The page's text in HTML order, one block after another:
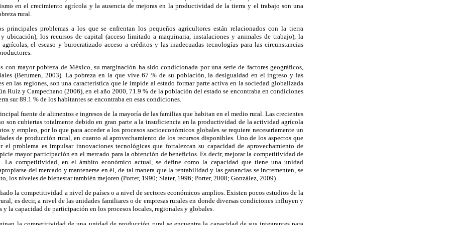
en el crecimiento agrícola y la ausencia de mejoras en la productividad de la tierra y el trabajo son una
rural.
principales problemas a los que se enfrentan los pequeños agricultores están relacionados con la tierra
ubicación), los recursos de capital (acceso limitado a maquinaria, instalaciones y animales de trabajo), la
el escaso y burocratizado acceso a créditos y las inadecuadas tecnologías para las circunstancias
con mayor pobreza de México, su marginación ha sido condicionada por una serie de factores geográficos,
(Berumen, 2003). La pobreza en la que vive 67 % de su población, la desigualdad en el ingreso y las
en las regiones, son una característica que le impide al estado formar parte activa en la sociedad globalizada
Ruiz y Campechano (2006), en el año 2000, 71.9 % de la población del estado se encontraba en condiciones
sur 89.1 % de los habitantes se encontraba en esas condiciones.
fuente de alimentos e ingresos de la mayoría de las familias que habitan en el medio rural. Las crecientes
son cubiertas totalmente debido en gran parte a la insuficiencia en la productividad de la actividad agrícola
y empleo, por lo que para acceder a los procesos socioeconómicos globales se requiere necesariamente un
de producción rural, en cuanto al aprovechamiento de los recursos disponibles. Uno de los aspectos que
el problema es impulsar innovaciones tecnológicas que fortalezcan su capacidad de aprovechamiento de
mayor participación en el mercado para la obtención de beneficios. Es decir, mejorar la competitividad de
La competitividad, en el ámbito económico actual, se define como la capacidad que tiene una unidad
del mercado y mantenerse en él, de tal manera que la rentabilidad y las ganancias se incrementen, se
los niveles de bienestar también mejoren (Porter, 1990; Slater, 1996; Porter, 2008; González, 2009).
la competitividad a nivel de países o a nivel de sectores económicos amplios. Existen pocos estudios de la
es decir, a nivel de las unidades familiares o de empresas rurales en donde diversas condiciones influyen y
y la capacidad de participación en los procesos locales, regionales y globales.